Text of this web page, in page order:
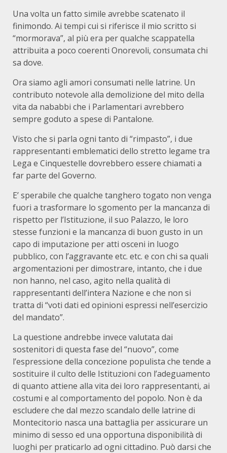
Una volta un fatto simile avrebbe scatenato il
finimondo. Ai tempi cui si riferisce il mio scritto si
“mormorava”, al più era per qualche scappatella
attribuita a poco coerenti Onorevoli, consumata chi
sa dove.
Ora siamo agli amori consumati nelle latrine. Un
contributo notevole alla demolizione del mito della
vita da nababbi che i Parlamentari avrebbero
sempre goduto a spese di Pantalone.
Visto che si parla ogni tanto di “rimpasto”, i due
rappresentanti emblematici dello stretto legame tra
Lega e Cinquestelle dovrebbero essere chiamati a
far parte del Governo.
E’ sperabile che qualche tanghero togato non venga
fuori a trasformare lo sgomento per la mancanza di
rispetto per l’Istituzione, il suo Palazzo, le loro
stesse funzioni e la mancanza di buon gusto in un
capo di imputazione per atti osceni in luogo
pubblico, con l’aggravante etc. etc. e con chi sa quali
argomentazioni per dimostrare, intanto, che i due
non hanno, nel caso, agito nella qualità di
rappresentanti dell’intera Nazione e che non si
tratta di “voti dati ed opinioni espressi nell’esercizio
del mandato”.
La questione andrebbe invece valutata dai
sostenitori di questa fase del “nuovo”, come
l’espressione della concezione populista che tende a
sostituire il culto delle Istituzioni con l’adeguamento
di quanto attiene alla vita dei loro rappresentanti, ai
costumi e al comportamento del popolo. Non è da
escludere che dal mezzo scandalo delle latrine di
Montecitorio nasca una battaglia per assicurare un
minimo di sesso ed una opportuna disponibilità di
luoghi per praticarlo ad ogni cittadino. Può darsi che